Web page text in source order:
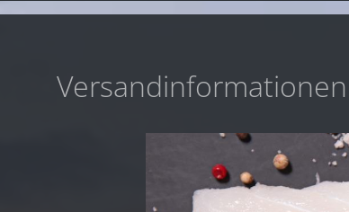
Versandinformationen